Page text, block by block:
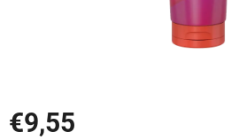
€9,55